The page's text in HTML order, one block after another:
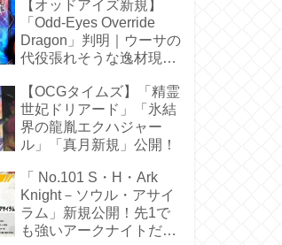
【オッドアイズ新規】
「Odd-Eyes Override
Dragon」判明｜ウーサの
代役張れそうな逸材現
【OCGタイムズ】「精霊
世妃ドリアード」「氷結
界の龍胤エクハジャー
ル」「真月新規」公開！
「 No.101 S・H・Ark
Knight－ソウル・アサイ
ラム」新規公開！先1で
も強いアークナイトだ